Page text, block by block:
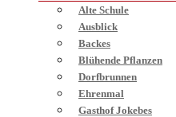
Alte Schule
Ausblick
Backes
Blühende Pflanzen
Dorfbrunnen
Ehrenmal
Gasthof Jokebes